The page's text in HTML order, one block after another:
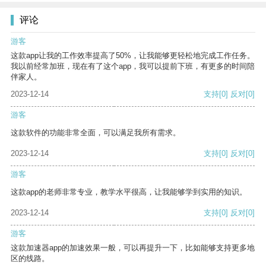
评论
游客
这款app让我的工作效率提高了50%，让我能够更轻松地完成工作任务。
我以前经常加班，现在有了这个app，我可以提前下班，有更多的时间陪
伴家人。
2023-12-14
支持[0] 反对[0]
游客
这款软件的功能非常全面，可以满足我所有需求。
2023-12-14 支持[0] 反对[0]
游客
这款app的老师非常专业，教学水平很高，让我能够学到实用的知识。
2023-12-14 支持[0] 反对[0]
游客
这款加速器app的加速效果一般，可以再提升一下，比如能够支持更多地
区的线路。